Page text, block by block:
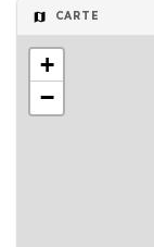
CARTE
+
−